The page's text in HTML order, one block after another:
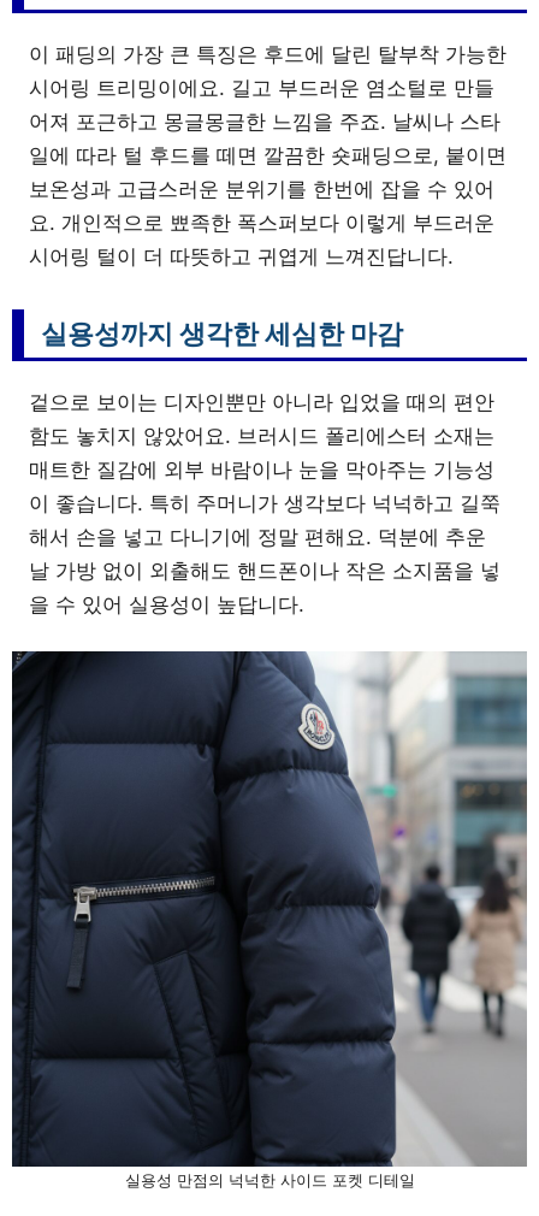
이 패딩의 가장 큰 특징은 후드에 달린 탈부착 가능한
시어링 트리밍이에요. 길고 부드러운 염소털로 만들
어져 포근하고 몽글몽글한 느낌을 주죠. 날씨나 스타
일에 따라 털 후드를 떼면 깔끔한 숏패딩으로, 붙이면
보온성과 고급스러운 분위기를 한번에 잡을 수 있어
요. 개인적으로 뾰족한 폭스퍼보다 이렇게 부드러운
시어링 털이 더 따뜻하고 귀엽게 느껴진답니다.
실용성까지 생각한 세심한 마감
겉으로 보이는 디자인뿐만 아니라 입었을 때의 편안
함도 놓치지 않았어요. 브러시드 폴리에스터 소재는
매트한 질감에 외부 바람이나 눈을 막아주는 기능성
이 좋습니다. 특히 주머니가 생각보다 넉넉하고 길쭉
해서 손을 넣고 다니기에 정말 편해요. 덕분에 추운
날 가방 없이 외출해도 핸드폰이나 작은 소지품을 넣
을 수 있어 실용성이 높답니다.
실용성 만점의 넉넉한 사이드 포켓 디테일